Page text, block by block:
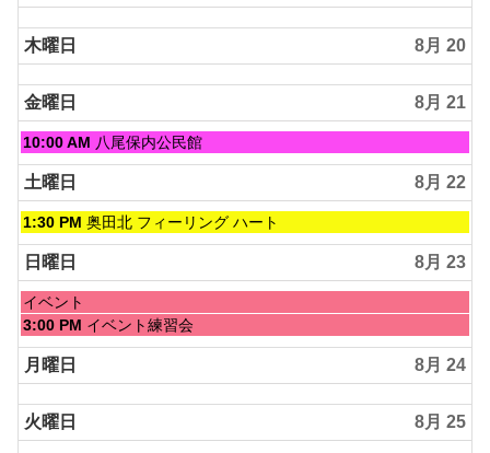
木曜日 8月 20
金曜日 8月 21
金
曜
日,
8
月
21st
2026
10:00 AM 八尾保内公民館
土曜日 8月 22
土
曜
日,
8
月
22nd
2026
1:30 PM 奥田北 フィーリング ハート
日曜日 8月 23
日
曜
日,
8
月
23rd
2026
イベント
日
曜
日,
8
月
23rd
2026
3:00 PM イベント練習会
月曜日 8月 24
火曜日 8月 25